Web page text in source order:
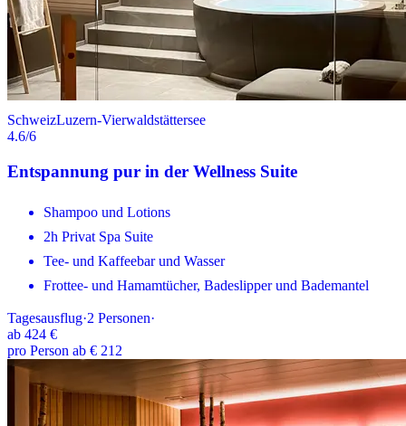
SchweizLuzern-Vierwaldstättersee
4.6/6
Entspannung pur in der Wellness Suite
Shampoo und Lotions
2h Privat Spa Suite
Tee- und Kaffeebar und Wasser
Frottee- und Hamamtücher, Badeslipper und Bademantel
Tagesausflug·2 Personen·
ab 424 €
pro Person ab € 212